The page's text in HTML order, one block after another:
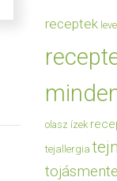
receptek
olasz ízek
tejallergia